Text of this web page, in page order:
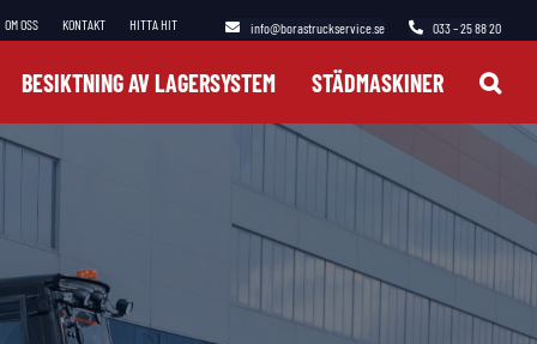
OM OSS KONTAKT HITTA HIT info@borastruckservice.se 033 – 25 88 20
BESIKTNING AV LAGERSYSTEM STÄDMASKINER